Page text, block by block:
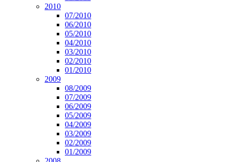
2010
07/2010
06/2010
05/2010
04/2010
03/2010
02/2010
01/2010
2009
08/2009
07/2009
06/2009
05/2009
04/2009
03/2009
02/2009
01/2009